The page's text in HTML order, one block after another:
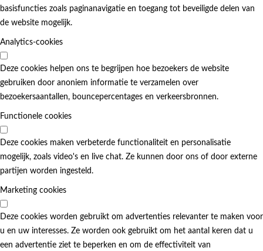
basisfuncties zoals paginanavigatie en toegang tot beveiligde delen van
de website mogelijk.
Analytics-cookies
Deze cookies helpen ons te begrijpen hoe bezoekers de website
gebruiken door anoniem informatie te verzamelen over
bezoekersaantallen, bouncepercentages en verkeersbronnen.
Functionele cookies
Deze cookies maken verbeterde functionaliteit en personalisatie
mogelijk, zoals video's en live chat. Ze kunnen door ons of door externe
partijen worden ingesteld.
Marketing cookies
Deze cookies worden gebruikt om advertenties relevanter te maken voor
u en uw interesses. Ze worden ook gebruikt om het aantal keren dat u
een advertentie ziet te beperken en om de effectiviteit van